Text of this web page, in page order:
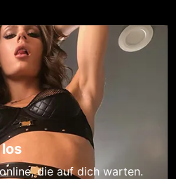
die auf dich warten.